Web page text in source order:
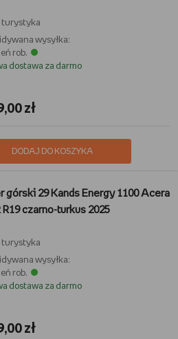
turystyka
wysyłka:
rob.
dostawa za darmo
zł
DODAJ DO KOSZYKA
górski 29 Kands Energy 1100 Acera
R19 czarno-turkus 2025
turystyka
wysyłka:
rob.
dostawa za darmo
zł